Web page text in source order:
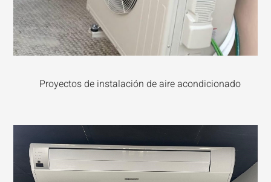
Proyectos de instalación de aire acondicionado